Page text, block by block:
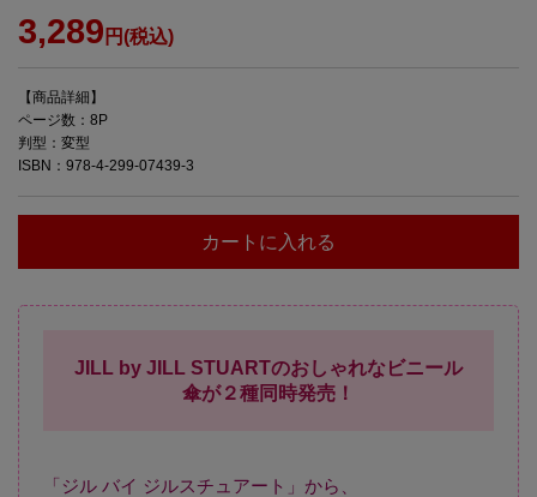
3,289 円(税込)
【商品詳細】
ページ数：8P
判型：変型
ISBN：978-4-299-07439-3
カートに入れる
JILL by JILL STUARTのおしゃれなビニール
傘が２種同時発売！
「ジル バイ ジルスチュアート」から、